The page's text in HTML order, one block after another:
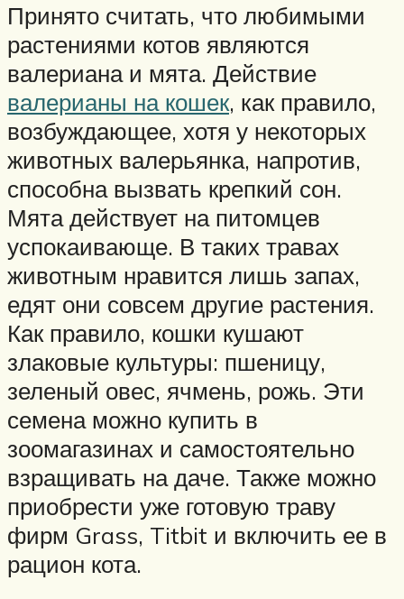
Принято считать, что любимыми
растениями котов являются
валериана и мята. Действие
валерианы на кошек, как правило,
возбуждающее, хотя у некоторых
животных валерьянка, напротив,
способна вызвать крепкий сон.
Мята действует на питомцев
успокаивающе. В таких травах
животным нравится лишь запах,
едят они совсем другие растения.
Как правило, кошки кушают
злаковые культуры: пшеницу,
зеленый овес, ячмень, рожь. Эти
семена можно купить в
зоомагазинах и самостоятельно
взращивать на даче. Также можно
приобрести уже готовую траву
фирм Grass, Titbit и включить ее в
рацион кота.